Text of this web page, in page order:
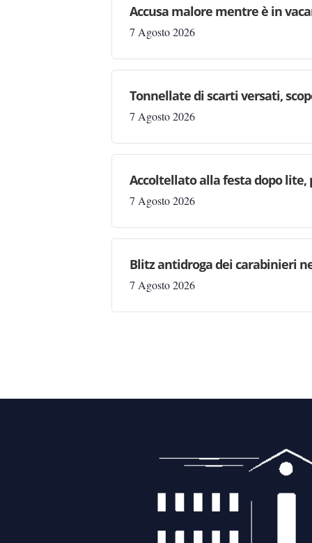
Accusa malore mentre è in
7 Agosto 2026
Tonnellate di scarti versati,
7 Agosto 2026
Accoltellato alla festa dopo lite,
7 Agosto 2026
Blitz antidroga dei carabinieri
7 Agosto 2026